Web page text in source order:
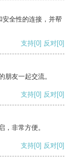
全性的连接，并帮
支持[0] 反对[0]
朋友一起交流。
支持[0] 反对[0]
，非常方便。
支持[0] 反对[0]